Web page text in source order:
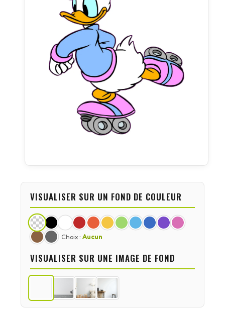
VISUALISER SUR UN FOND DE COULEUR
Choix : Aucun
VISUALISER SUR UNE IMAGE DE FOND